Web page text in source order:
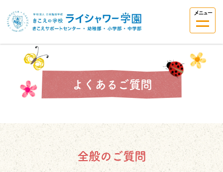
メニュー
よくあるご質問
全般のご質問